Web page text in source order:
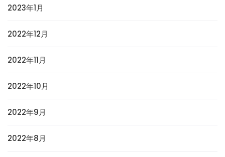
2023年1月
2022年12月
2022年11月
2022年10月
2022年9月
2022年8月